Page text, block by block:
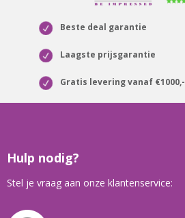
Beste deal garantie
Laagste prijsgarantie
Gratis levering vanaf €1000,-
Hulp nodig?
Stel je vraag aan onze klantenservice: